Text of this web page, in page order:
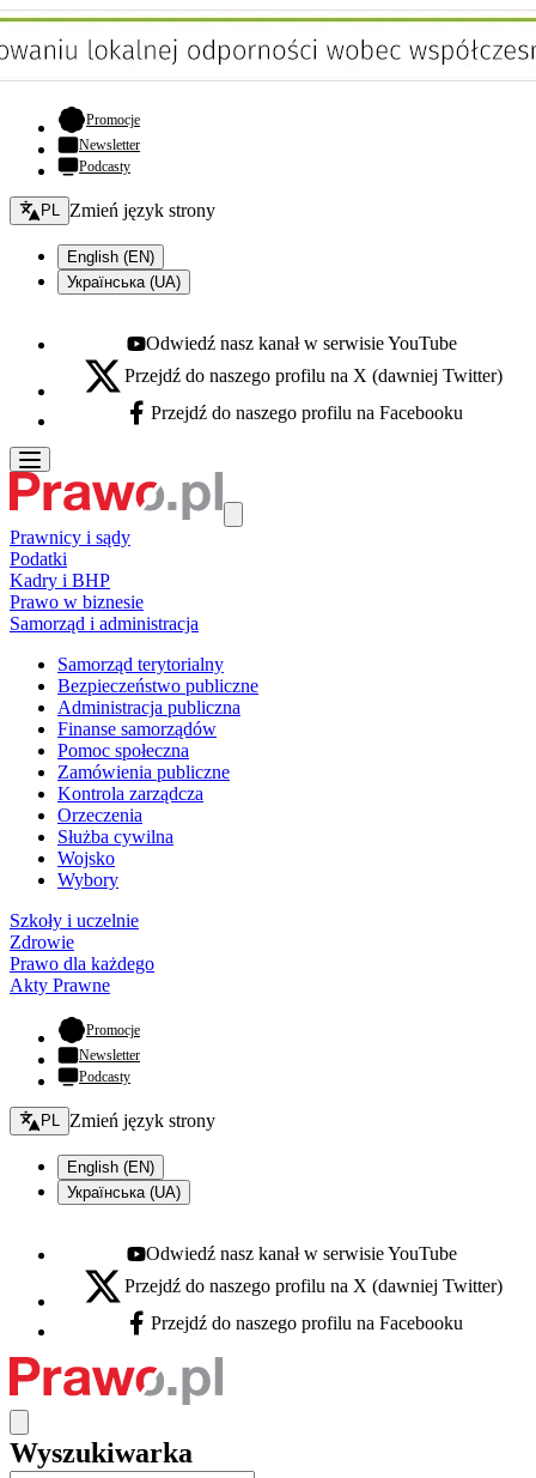
Promocje- otwiera się w nowej karcie
Newsletter
Podcasty
Zmień język - bieżący:
PL Zmień język strony
English (EN)
Українська (UA)
Youtube - otwiera się w nowej karcie
Odwiedź nasz kanał w serwisie YouTube
X - otwiera się w nowej karcie
Przejdź do naszego profilu na X (dawniej Twitter)
Facebook - otwiera się w nowej karcie
Przejdź do naszego profilu na Facebooku
Prawnicy i sądy
Podatki
Kadry i BHP
Prawo w biznesie
Samorząd i administracja
Samorząd terytorialny
Bezpieczeństwo publiczne
Administracja publiczna
Finanse samorządów
Pomoc społeczna
Zamówienia publiczne
Kontrola zarządcza
Orzeczenia
Służba cywilna
Wojsko
Wybory
Szkoły i uczelnie
Zdrowie
Prawo dla każdego
Akty Prawne
Promocje- otwiera się w nowej karcie
Newsletter
Podcasty
Zmień język - bieżący:
PL Zmień język strony
English (EN)
Українська (UA)
Youtube - otwiera się w nowej karcie
Odwiedź nasz kanał w serwisie YouTube
X - otwiera się w nowej karcie
Przejdź do naszego profilu na X (dawniej Twitter)
Facebook - otwiera się w nowej karcie
Przejdź do naszego profilu na Facebooku
Wyszukiwarka